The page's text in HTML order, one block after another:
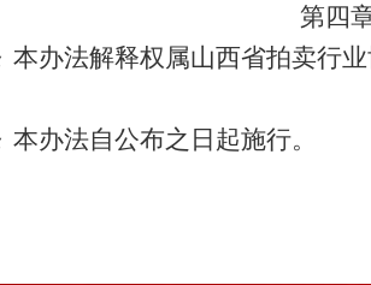
第四
本办法解释权属山西省拍卖行
本办法自公布之日起施行。